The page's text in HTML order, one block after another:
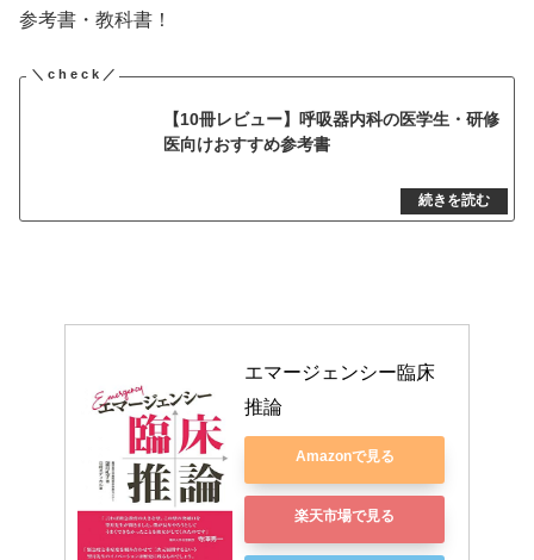
参考書・教科書！
【10冊レビュー】呼吸器内科の医学生・研修
医向けおすすめ参考書
エマージェンシー臨床
推論
Amazonで見る
楽天市場で見る